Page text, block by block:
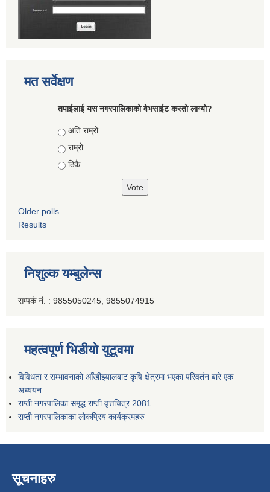
मत सर्वेक्षण
तपाईलाई यस नगरपालिकाको वेभसाईट कस्तो लाग्यो?
Choices
अति राम्रो
राम्रो
ठिकै
Older polls
Results
निशुल्क यम्बुलेन्स
सम्पर्क नं. : 9855050245, 9855074915
महत्वपूर्ण भिडीयो युटूवमा
विविधता र सम्भावनाको आँखीझ्यालबाट कृषि क्षेत्रमा भएका परिवर्तन बारे एक
अध्ययन
राप्ती नगरपालिका समृद्ध राप्ती वृत्तचित्र 2081
राप्ती नगरपालिकाका लोकप्रिय कार्यक्रमहरु
सूचनाहरु